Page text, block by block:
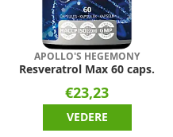
APOLLO'S HEGEMONY
Resveratrol Max 60 caps.
€23,23
VEDERE